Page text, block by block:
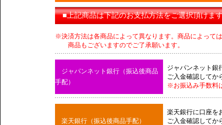
■上記商品は下記のお支払方法をご選択頂けま
※決済方法は各商品によって異なります。商品によって
商品もございますのでご了承願います。
ジャパンネット銀行（振込後商品
手配）
ジャパンネット銀
ご入金確認してか
※お振込み手数料
楽天銀行（振込後商品手配）
楽天銀行に口座を
ご入金確認してか